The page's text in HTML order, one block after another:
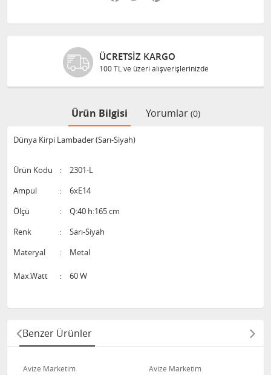
ÜCRETSIZ KARGO
100 TL ve üzeri alışverişlerinizde
Ürün Bilgisi Yorumlar (0)
Dünya Kirpi Lambader (Sarı-Siyah)
Ürün Kodu :
2301-L
Ampul
:
6xE14
Ölçü
:
Q:40 h:165 cm
Renk
:
Sarı-Siyah
Materyal
: Metal
Max.Watt : 60 W
Benzer Ürünler
Avize Marketim Avize Marketim